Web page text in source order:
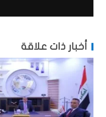
أخبار ذات علاقة